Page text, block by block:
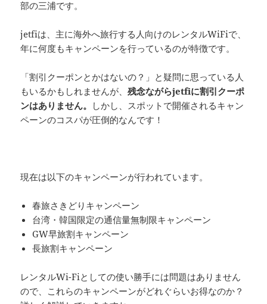
部の三浦です。
jetfiは、主に海外へ旅行する人向けのレンタルWiFiで、
年に何度もキャンペーンを行っているのが特徴です。
「割引クーポンとかはないの？」と疑問に思っている人
もいるかもしれませんが、残念ながらjetfiに割引クーポ
ンはありません。
しかし、スポットで開催されるキャン
ペーンのコスパが圧倒的なんです！
現在は以下のキャンペーンが行われています。
春旅さきどりキャンペーン
台湾・韓国限定の通信量無制限キャンペーン
GW早旅割キャンペーン
長旅割キャンペーン
レンタルWi-Fiとしての使い勝手には問題はありません
ので、これらのキャンペーンがどれぐらいお得なのか？